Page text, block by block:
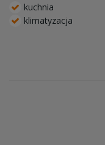
kuchnia
klimatyzacja